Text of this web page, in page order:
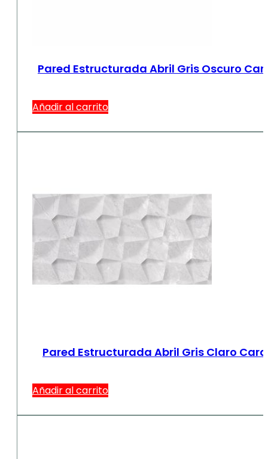
Pared Estructurada Abril Gris Oscuro
Añadir al carrito
Pared Estructurada Abril Gris Claro
Añadir al carrito